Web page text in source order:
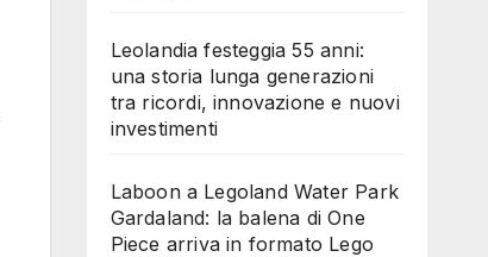
Leolandia festeggia 55 anni:
una storia lunga generazioni
tra ricordi, innovazione e nuovi
investimenti
Laboon a Legoland Water Park
Gardaland: la balena di One
Piece arriva in formato Lego